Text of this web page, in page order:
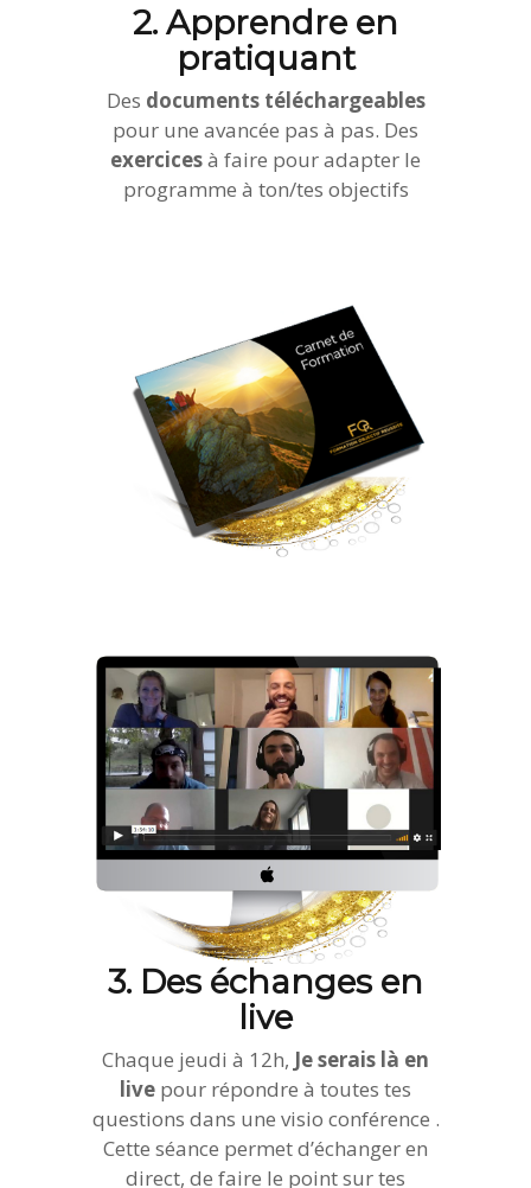
2. Apprendre en
pratiquant
Des documents téléchargeables
pour une avancée pas à pas. Des
exercicesà faire pour adapter le
programme à ton/tes objectifs
3. Des échanges en
live
Chaque jeudi à 12h, Je serais là en
live pour répondre à toutes tes
questions dans une visio conférence .
Cette séance permet d’échanger en
direct, de faire le point sur tes